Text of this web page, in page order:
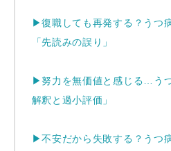
▶復職しても再発する？うつ
「先読みの誤り」
▶努力を無価値と感じる…う
解釈と過小評価」
▶不安だから失敗する？うつ